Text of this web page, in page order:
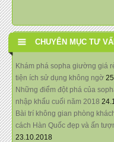
CHUYÊN MỤC TƯ
Khám phá sopha giường giá
tiện ích sử dụng không ngờ
Những điểm đột phá của
nhập khẩu cuối năm 2018
Bài trí không gian phòng
cách Hàn Quốc đẹp và ấn
23.10.2018